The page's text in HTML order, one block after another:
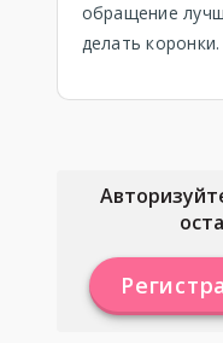
обращение
делать коронки.